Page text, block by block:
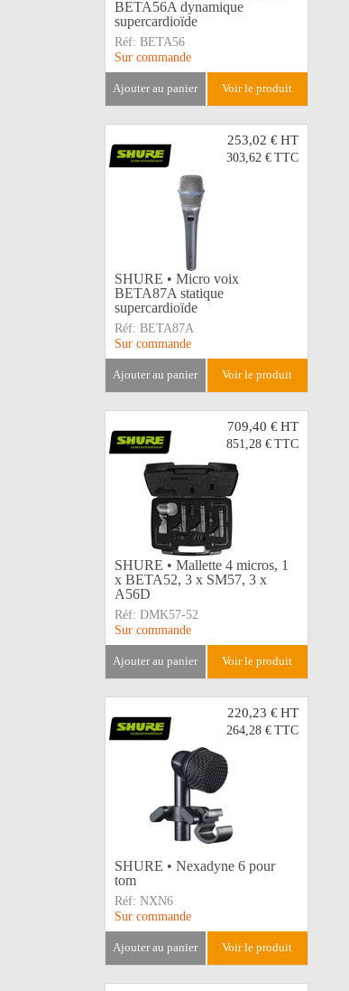
BETA56A dynamique
supercardioïde
Réf: BETA56
Sur commande
ajouter au panier voir le produit
253,02 € HT
303,62 € TTC
SHURE • Micro voix
BETA87A statique
supercardioïde
Réf: BETA87A
Sur commande
ajouter au panier voir le produit
709,40 € HT
851,28 € TTC
SHURE • Mallette 4 micros, 1
x BETA52, 3 x SM57, 3 x
A56D
Réf: DMK57-52
Sur commande
ajouter au panier voir le produit
220,23 € HT
264,28 € TTC
SHURE • Nexadyne 6 pour
tom
Réf: NXN6
Sur commande
ajouter au panier voir le produit